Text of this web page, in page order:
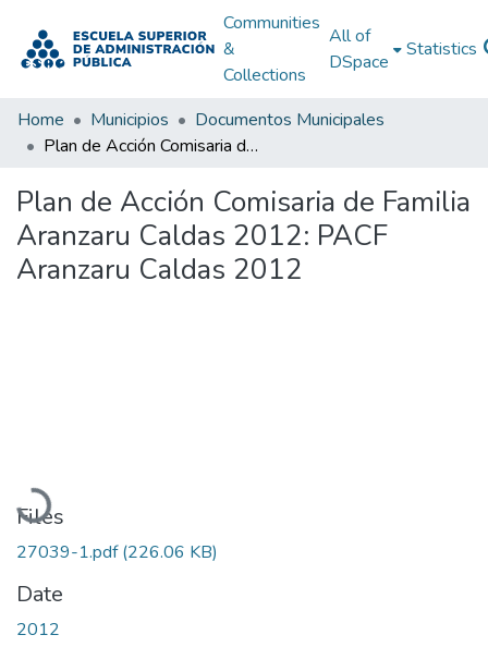
Communities
&
Collections
All of
DSpace
Statistics
Home Municipios
Documentos Municipales
Plan de Acción Comisaria de Familia Aranzaru Caldas 2012: PACF Aranzaru Caldas 2012
Plan de Acción Comisaria de Familia
Aranzaru Caldas 2012: PACF
Aranzaru Caldas 2012
Loading...
Files
27039-1.pdf(226.06 KB)
Date
2012